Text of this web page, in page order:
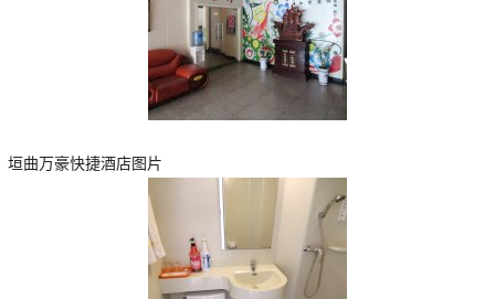
垣曲万豪快捷酒店图片